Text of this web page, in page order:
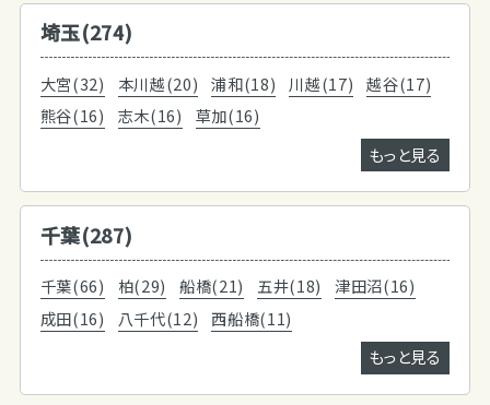
埼玉(274)
大宮(32) 本川越(20) 浦和(18) 川越(17)
越谷(17)
熊谷(16)
志木(16)
草加(16)
もっと見る
千葉(287)
千葉(66) 柏(29) 船橋(21) 五井(18)
津田沼(16)
成田(16)
八千代(12)
西船橋(11)
もっと見る